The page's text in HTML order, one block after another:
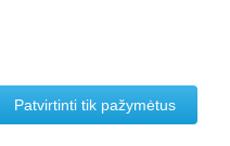
Patvirtinti tik pažymėtus